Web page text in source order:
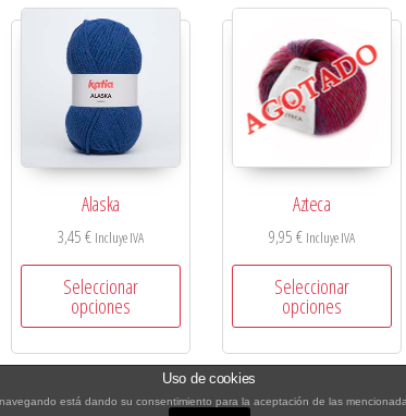
Alaska
3,45€ Incluye IVA
Seleccionar
opciones
Azteca
9,95€ Incluye IVA
Seleccionar
opciones
Uso de cookies
está dando su consentimiento para la aceptación de las